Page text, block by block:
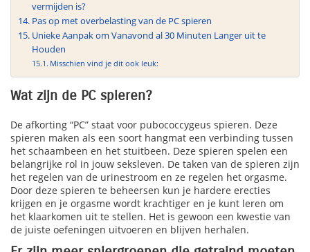
vermijden is?
Pas op met overbelasting van de PC spieren
Unieke Aanpak om Vanavond al 30 Minuten Langer uit te
Houden
Misschien vind je dit ook leuk:
Wat zijn de PC spieren?
De afkorting “PC” staat voor pubococcygeus spieren. Deze
spieren maken als een soort hangmat een verbinding tussen
het schaambeen en het stuitbeen. Deze spieren spelen een
belangrijke rol in jouw seksleven. De taken van de spieren zijn
het regelen van de urinestroom en ze regelen het orgasme.
Door deze spieren te beheersen kun je hardere erecties
krijgen en je orgasme wordt krachtiger en je kunt leren om
het klaarkomen uit te stellen. Het is gewoon een kwestie van
de juiste oefeningen uitvoeren en blijven herhalen.